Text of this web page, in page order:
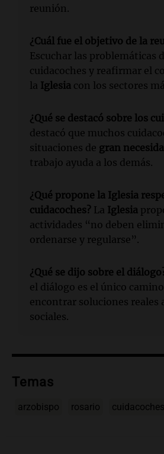
reunión.
¿Cuál fue el objetivo de la
Escuchar las problemáticas
cuidacoches y reafirmar el
la Iglesia con los sectores
¿Qué se destacó sobre los
destacó que muchos
situaciones de gran
trabajo ayuda a los demás.
¿Qué propone la Iglesia
cuidacoches? La Iglesia
actividades “no deben
ordenarse y regularse”.
¿Qué se dijo sobre el
el diálogo es el único
encontrar soluciones reales
sociales.
Temas
arzobispo rosario cuidacoches